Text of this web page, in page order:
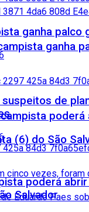
ganha
(6) do São
ganha palco
suspeitos de
poderá
Salvador